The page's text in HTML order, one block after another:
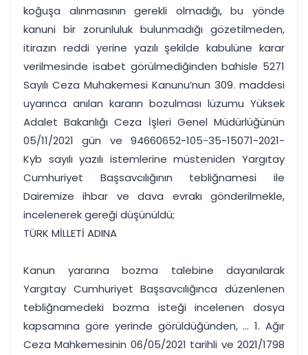
koğuşa alınmasının gerekli olmadığı, bu yönde
kanuni bir zorunluluk bulunmadığı gözetilmeden,
itirazın reddi yerine yazılı şekilde kabulüne karar
verilmesinde isabet görülmediğinden bahisle 5271
Sayılı Ceza Muhakemesi Kanunu’nun 309. maddesi
uyarınca anılan kararın bozulması lüzumu Yüksek
Adalet Bakanlığı Ceza İşleri Genel Müdürlüğünün
05/11/2021 gün ve 94660652-105-35-15071-2021-
Kyb sayılı yazılı istemlerine müsteniden Yargıtay
Cumhuriyet Başsavcılığının tebliğnamesi ile
Dairemize ihbar ve dava evrakı gönderilmekle,
incelenerek gereği düşünüldü;
TÜRK MİLLETİ ADINA
Kanun yararına bozma talebine dayanılarak
Yargıtay Cumhuriyet Başsavcılığınca düzenlenen
tebliğnamedeki bozma isteği incelenen dosya
kapsamına göre yerinde görüldüğünden, ... 1. Ağır
Ceza Mahkemesinin 06/05/2021 tarihli ve 2021/1798